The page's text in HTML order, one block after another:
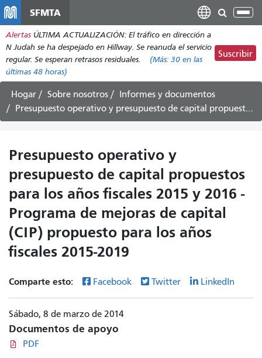
contenido
principal
SFMTA
Alertas ÚLTIMA ACTUALIZACIÓN: El tráfico en dirección a
N Judah se ha despejado en Hillway. Se reanuda el servicio
regular. Se esperan retrasos residuales.
(Más: 30 en las
últimas 48 horas)
Suscribir
Hogar Sobre nosotros
Informes y documentos
Presupuesto operativo y presupuesto de capital propuestos para los años fiscales 2015 y 2016 - Programa de mejoras de capital (CIP) propuesto para los años fiscales 2015-2019
Presupuesto operativo y
presupuesto de capital propuestos
para los años fiscales 2015 y 2016 -
Programa de mejoras de capital
(CIP) propuesto para los años
fiscales 2015-2019
Comparte esto: Facebook Twitter LinkedIn
Sábado, 8 de marzo de 2014
Documentos de apoyo
PDF